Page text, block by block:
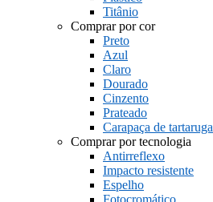
Titânio
Comprar por cor
Preto
Azul
Claro
Dourado
Cinzento
Prateado
Carapaça de tartaruga
Comprar por tecnologia
Antirreflexo
Impacto resistente
Espelho
Fotocromático